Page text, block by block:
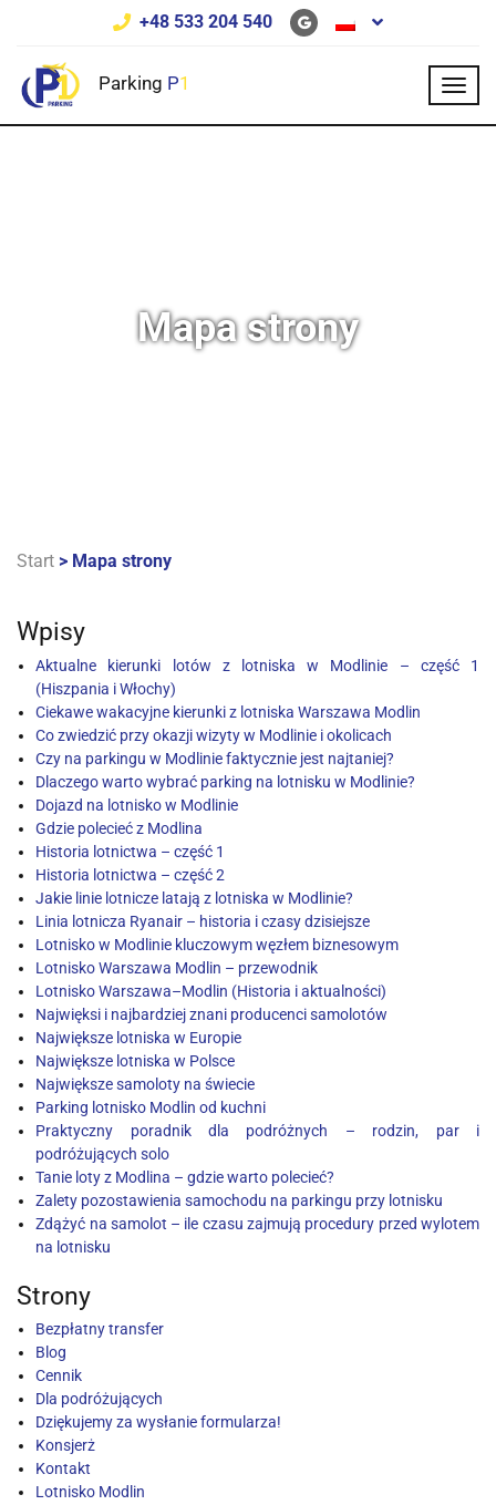
+48 533 204 540
Parking P1
Mapa strony
Start > Mapa strony
Wpisy
Aktualne kierunki lotów z lotniska w Modlinie – część 1
(Hiszpania i Włochy)
Ciekawe wakacyjne kierunki z lotniska Warszawa Modlin
Co zwiedzić przy okazji wizyty w Modlinie i okolicach
Czy na parkingu w Modlinie faktycznie jest najtaniej?
Dlaczego warto wybrać parking na lotnisku w Modlinie?
Dojazd na lotnisko w Modlinie
Gdzie polecieć z Modlina
Historia lotnictwa – część 1
Historia lotnictwa – część 2
Jakie linie lotnicze latają z lotniska w Modlinie?
Linia lotnicza Ryanair – historia i czasy dzisiejsze
Lotnisko w Modlinie kluczowym węzłem biznesowym
Lotnisko Warszawa Modlin – przewodnik
Lotnisko Warszawa–Modlin (Historia i aktualności)
Najwięksi i najbardziej znani producenci samolotów
Największe lotniska w Europie
Największe lotniska w Polsce
Największe samoloty na świecie
Parking lotnisko Modlin od kuchni
Praktyczny poradnik dla podróżnych – rodzin, par i
podróżujących solo
Tanie loty z Modlina – gdzie warto polecieć?
Zalety pozostawienia samochodu na parkingu przy lotnisku
Zdążyć na samolot – ile czasu zajmują procedury przed wylotem
na lotnisku
Strony
Bezpłatny transfer
Blog
Cennik
Dla podróżujących
Dziękujemy za wysłanie formularza!
Konsjerż
Kontakt
Lotnisko Modlin